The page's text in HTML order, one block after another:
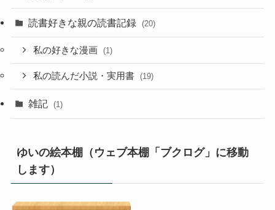
読書好きな親の読書記録 (20)
私の好きな漫画 (1)
私の読んだ小説・実用書 (19)
雑記 (1)
ゆいの絵本棚（ウェブ本棚「ブクログ」に移動
します）